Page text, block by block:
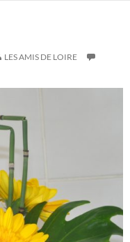
LES AMIS DE LOIRE